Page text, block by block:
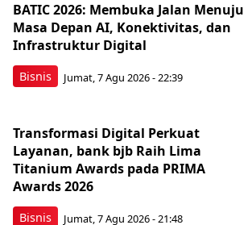
Bisnis
BATIC 2026: Membuka Jalan Menuju
Masa Depan AI, Konektivitas, dan
Infrastruktur Digital
Jumat, 7 Agu 2026 - 22:39
Bisnis
Transformasi Digital Perkuat
Layanan, bank bjb Raih Lima
Titanium Awards pada PRIMA
Awards 2026
Jumat, 7 Agu 2026 - 21:48